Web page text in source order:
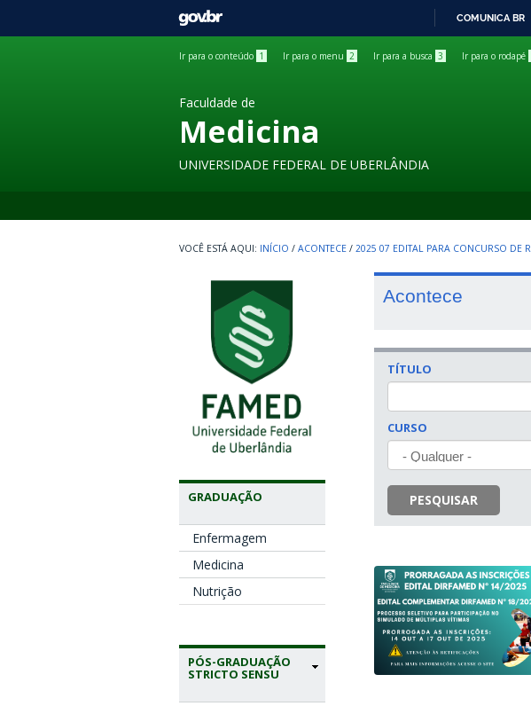
GOVBR
COMUNICA BR
Ir para o conteúdo 1 Ir para o menu 2 Ir para a busca 3 Ir para o rodapé
Faculdade de
Medicina
UNIVERSIDADE FEDERAL DE UBERLÂNDIA
INÍCIO / ACONTECE / 2025 07 EDITAL PARA CONCURSO DE
GRADUAÇÃO
Enfermagem
Medicina
Nutrição
PÓS-GRADUAÇÃO
STRICTO SENSU
Acontece
TÍTULO
CURSO
PESQUISAR